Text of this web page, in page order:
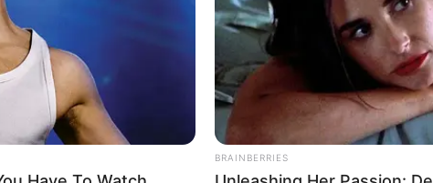
ΔΕΝ ΜΠΟΡΟΥΝ ΝΑ ΤΟ ΒΙΩΣΟΥΝ ΣΤΗΝ ΚΑΘΗΜΕΡΙΝΟΤΗΤΑ ΤΟΥΣ…..
ΚΑΤΑΝΟΗΣΟΥΝ ΚΑΠΟΙΑ ΔΕΔΟΜΕΝΑ, ΑΥΤΑ ΔΕΝ
ΚΟΣΜΟΥ……. ΓΙΑΤΙ ΦΑΙΝΕΤΑΙ ΜΟΝΟ ΤΟ ΚΑΚΟ……ΟΜΩΣ ΓΙΝΟΝΤΑΙ
BRAINBERRIES